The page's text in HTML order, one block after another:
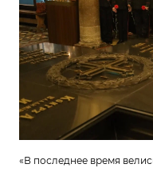
«В последнее время